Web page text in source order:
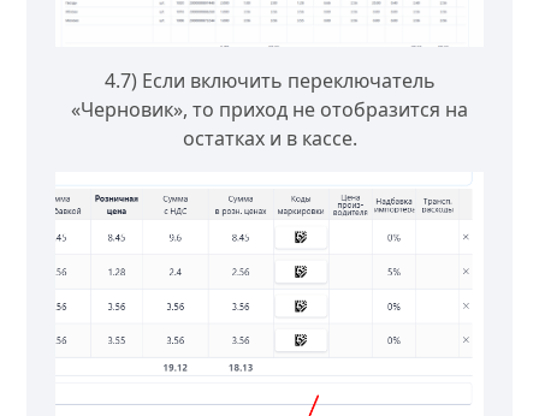
4.7) Если включить переключатель
«Черновик», то приход не отобразится на
остатках и в кассе.